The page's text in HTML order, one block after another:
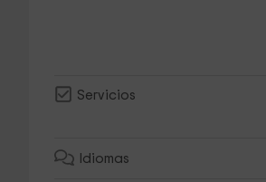
Servicios
Idiomas